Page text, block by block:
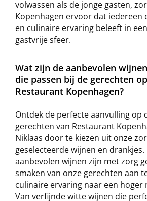
volwassen als de jonge gasten,
Kopenhagen ervoor dat iedereen
en culinaire ervaring beleeft in
gastvrije sfeer.
Wat zijn de aanbevolen
die passen bij de gerechten
Restaurant Kopenhagen?
Ontdek de perfecte aanvulling op
gerechten van Restaurant
Niklaas door te kiezen uit onze
geselecteerde wijnen en drankjes.
aanbevolen wijnen zijn met zorg
smaken van onze gerechten aan
culinaire ervaring naar een hoger
Van verfijnde witte wijnen die